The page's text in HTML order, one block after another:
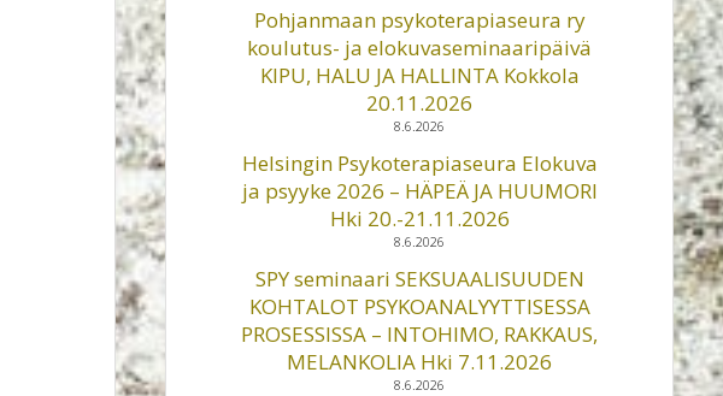
Pohjanmaan psykoterapiaseura ry
koulutus- ja elokuvaseminaaripäivä
KIPU, HALU JA HALLINTA Kokkola
20.11.2026
8.6.2026
Helsingin Psykoterapiaseura Elokuva
ja psyyke 2026 – HÄPEÄ JA HUUMORI
Hki 20.-21.11.2026
8.6.2026
SPY seminaari SEKSUAALISUUDEN
KOHTALOT PSYKOANALYYTTISESSA
PROSESSISSA – INTOHIMO, RAKKAUS,
MELANKOLIA Hki 7.11.2026
8.6.2026